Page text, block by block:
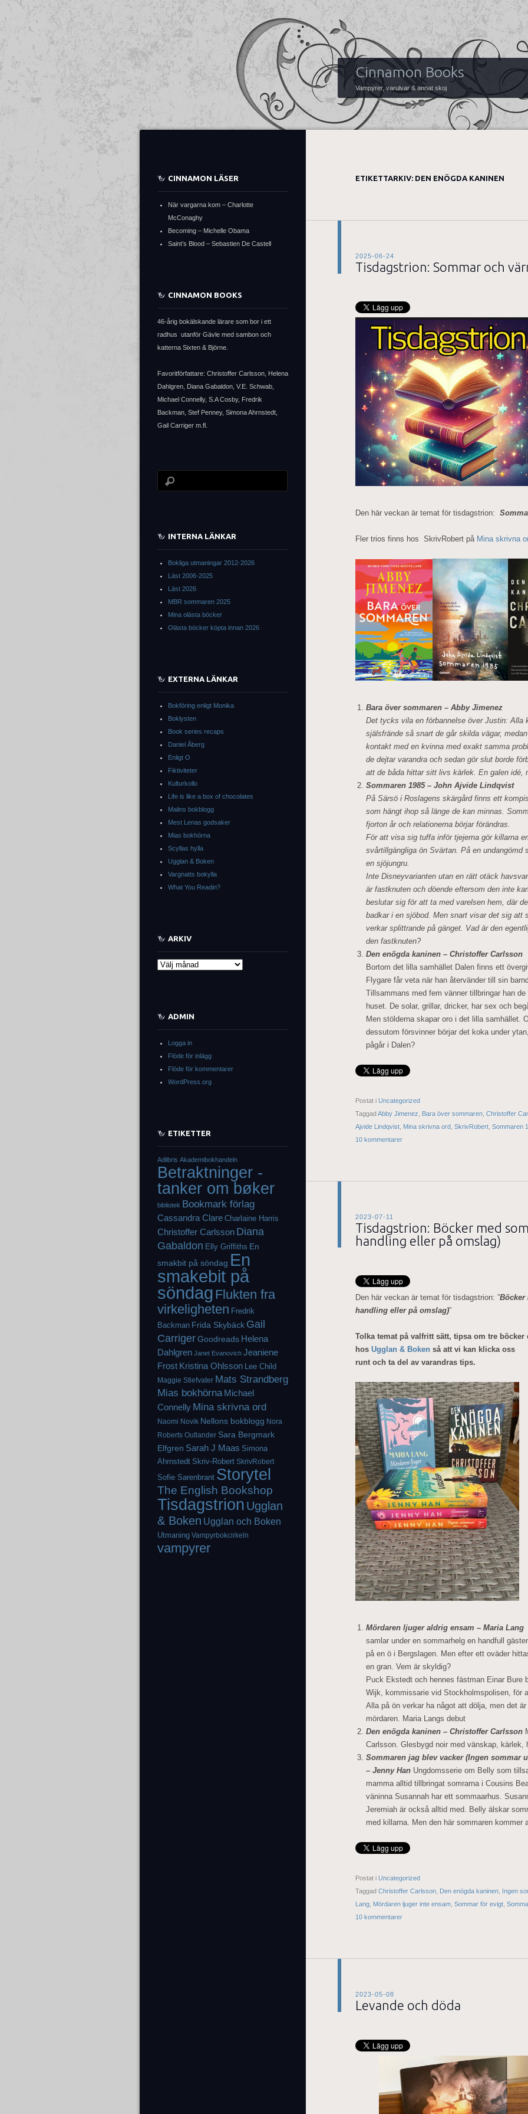
Cinnamon Books
Vampyrer, varulvar & annat skoj
ETIKETTARKIV: DEN ENÖGDA KANINEN
2025-06-24
Tisdagstrion: Sommar och
Den här veckan är temat för tisdagstrion:
Fler trios finns hos SkrivRobert på Mina skrivna
Bara över sommaren – Abby Jimenez
Det tycks vila en förbannelse över Justin: Alla
själsfrände så snart de går skilda vägar,
kontakt med en kvinna med exakt samma
de dejtar varandra och sedan gör slut borde
att de båda hittar sitt livs kärlek. En galen idé,
Sommaren 1985 – John Ajvide Lindqvist
På Särsö i Roslagens skärgård finns ett
som hängt ihop så länge de kan minnas.
fjorton år och relationerna börjar förändras.
För att visa sig tuffa inför tjejerna gör killarna
svårtillgängliga ön Svärtan. På en undangömd
en sjöjungru.
Inte Disneyvarianten utan en rätt otäck
är fastknuten och döende eftersom den inte
beslutar sig för att ta med varelsen hem, där
badkar i en sjöbod. Men snart visar det sig att
verkar splittrande på gänget. Vad är den
den fastknuten?
Den enögda kaninen – Christoffer Carlsson
Bortom det lilla samhället Dalen finns ett
Flygare får veta när han återvänder till sin
Tillsammans med fem vänner tillbringar han
huset. De solar, grillar, dricker, har sex och
Men stölderna skapar oro i det lilla samhället.
dessutom försvinner börjar det koka under
pågår i Dalen?
Postat i Uncategorized
Taggad Abby Jimenez Bara över sommaren Christoffer
Ajvide Lindqvist Mina skrivna ord SkrivRobert Sommaren
10 kommentarer
2023-07-11
Tisdagstrion: Böcker med
handling eller på omslag)
Den här veckan är temat för tisdagstrion: ”Böcker
handling eller på omslag)”
Tolka temat på valfritt sätt, tipsa om tre böcker
hos Ugglan & Boken så att vi kan klicka oss
runt och ta del av varandras tips.
Mördaren ljuger aldrig ensam – Maria Lang
samlar under en sommarhelg en handfull
på en ö i Bergslagen. Men efter ett oväder
en gran. Vem är skyldig?
Puck Ekstedt och hennes fästman Einar Bure
Wijk, kommissarie vid Stockholmspolisen, för
Alla på ön verkar ha något att dölja, men det
mördaren. Maria Langs debut
Den enögda kaninen – Christoffer Carlsson
Carlsson. Glesbygd noir med vänskap, kärlek,
Sommaren jag blev vacker (Ingen sommar
– Jenny Han Ungdomsserie om Belly som
mamma alltid tillbringat somrarna i Cousins
väninna Susannah har ett sommaarhus.
Jeremiah är också alltid med. Belly älskar
med killarna. Men den här sommaren kommer
Postat i Uncategorized
Taggad Christoffer Carlsson Den enögda kaninen Ingen
Lang Mördaren ljuger inte ensam Sommar för evigt
10 kommentarer
2023-05-08
Levande och döda
CINNAMON LÄSER
När vargarna kom – Charlotte
McConaghy
Becoming – Michelle Obama
Saint’s Blood – Sebastien De Castell
CINNAMON BOOKS
46-årig bokälskande lärare som bor i ett
radhus utanför Gävle med sambon och
katterna Sixten & Björne.
Favoritförfattare: Christoffer Carlsson, Helena
Dahlgren, Diana Gabaldon, V.E. Schwab,
Michael Connelly, S.A Cosby, Fredrik
Backman, Stef Penney, Simona Ahrnstedt,
Gail Carriger m.fl.
INTERNA LÄNKAR
Bokliga utmaningar 2012-2026
Läst 2006-2025
Läst 2026
MBR sommaren 2025
Mina olästa böcker
Olästa böcker köpta innan 2026
EXTERNA LÄNKAR
Bokföring enligt Monika
Boklysten
Book series recaps
Daniel Åberg
Enligt O
Fiktiviteter
Kulturkollo
Life is like a box of chocolates
Malins bokblogg
Mest Lenas godsaker
Mias bokhörna
Scyllas hylla
Ugglan & Boken
Vargnatts bokylla
What You Readin?
ARKIV
Arkiv
ADMIN
Logga in
Flöde för inlägg
Flöde för kommentarer
WordPress.org
ETIKETTER
Adlibris Akademibokhandeln
Betraktninger -
tanker om bøker
bibliotek Bookmark förlag
Cassandra Clare Charlaine Harris
Christoffer Carlsson Diana
Gabaldon Elly Griffiths En
smakbit på söndag En
smakebit på
söndag Flukten fra
virkeligheten Fredrik
Backman Frida Skybäck Gail
CarrigerGoodreads Helena
Dahlgren Janet Evanovich Jeaniene
Frost Kristina Ohlsson Lee Child
Maggie Stiefvater Mats Strandberg
Mias bokhörna Michael
Connelly Mina skrivna ord
Naomi Novik Nellons bokblogg Nora
Roberts Outlander Sara Bergmark
Elfgren Sarah J Maas Simona
Ahrnstedt Skriv-Robert SkrivRobert
Sofie Sarenbrant Storytel
The English Bookshop
Tisdagstrion Ugglan
& Boken Ugglan och Boken
Utmaning Vampyrbokcirkeln
vampyrer